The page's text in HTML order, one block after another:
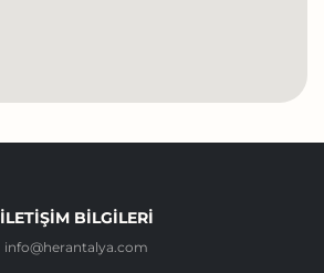
İLETIŞIM BILGILERI
info@herantalya.com